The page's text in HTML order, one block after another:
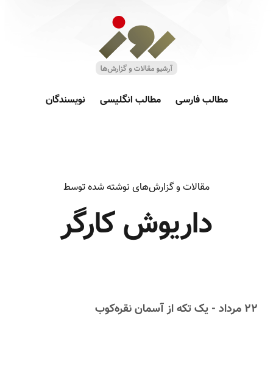
مطالب فارسی مطالب انگلیسی نویسندگان
مقالات و گزارش‌های نوشته شده توسط
داریوش کارگر
۲۲ مرداد - یک تکه از آسمان نقره‌کوب